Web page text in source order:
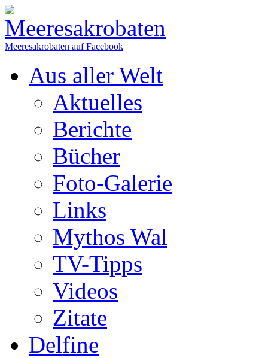
Meeresakrobaten auf Facebook
Aus aller Welt
Aktuelles
Berichte
Bücher
Foto-Galerie
Links
Mythos Wal
TV-Tipps
Videos
Zitate
Delfine